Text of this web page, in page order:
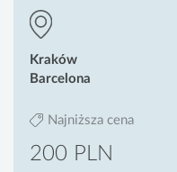
Kraków
Barcelona
Najniższa cena
200 PLN